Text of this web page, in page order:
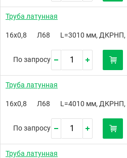
Труба латунная
16х0,8 Л68 L=3010 мм, ДКРНП,
По запросу
Труба латунная
16х0,8 Л68 L=4010 мм, ДКРНП,
По запросу
Труба латунная